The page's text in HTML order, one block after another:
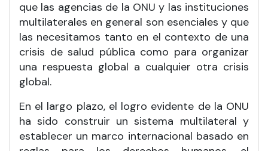
que las agencias de la ONU y las instituciones
multilaterales en general son esenciales y que
las necesitamos tanto en el contexto de una
crisis de salud pública como para organizar
una respuesta global a cualquier otra crisis
global.
En el largo plazo, el logro evidente de la ONU
ha sido construir un sistema multilateral y
establecer un marco internacional basado en